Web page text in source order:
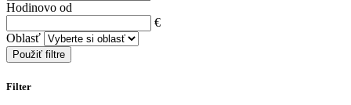
Hodinovo od
€
Oblasť
Použiť filtre
Filter